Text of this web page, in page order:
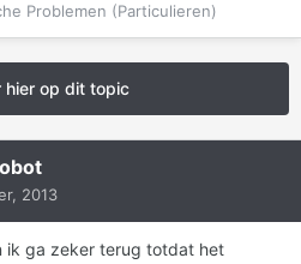
Problemen (Particulieren)
hier op dit topic
2013
ik ga zeker terug totdat het